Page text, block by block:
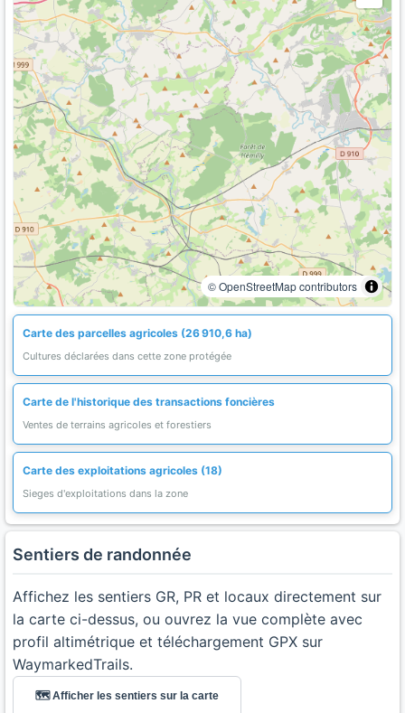
© OpenStreetMap contributors
Carte des parcelles agricoles (26 910,6 ha)
Cultures déclarées dans cette zone protégée
Carte de l'historique des transactions foncières
Ventes de terrains agricoles et forestiers
Carte des exploitations agricoles (18)
Sieges d'exploitations dans la zone
Sentiers de randonnée
Affichez les sentiers GR, PR et locaux directement sur
la carte ci-dessus, ou ouvrez la vue complète avec
profil altimétrique et téléchargement GPX sur
WaymarkedTrails.
🗺️ Afficher les sentiers sur la carte